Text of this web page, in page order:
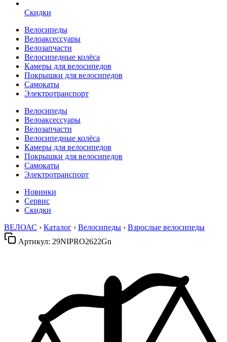
Скидки
Велосипеды
Велоаксессуары
Велозапчасти
Велосипедные колёса
Камеры для велосипедов
Покрышки для велосипедов
Самокаты
Электротранспорт
Велосипеды
Велоаксессуары
Велозапчасти
Велосипедные колёса
Камеры для велосипедов
Покрышки для велосипедов
Самокаты
Электротранспорт
Новинки
Сервис
Скидки
ВЕЛОАС › Каталог › Велосипеды › Взрослые велосипеды
Артикул: 29NIPRO2622Gn